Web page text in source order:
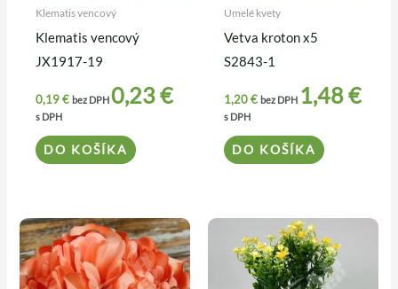
Klematis vencový
Klematis vencový
JX1917-19
0,19€ bez DPH0,23€
s DPH
DO KOŠÍKA
Umelé kvety
Vetva kroton x5
S2843-1
1,20€ bez DPH 1,48€
s DPH
DO KOŠÍKA